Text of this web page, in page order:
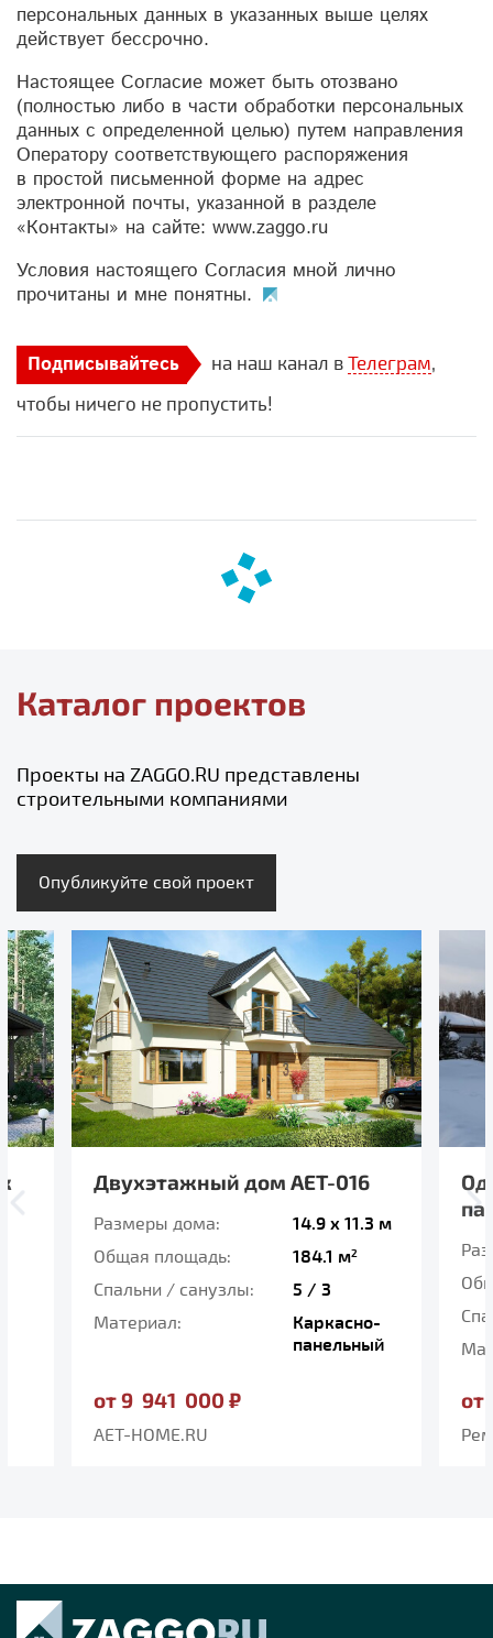
персональных данных в указанных выше целях
действует бессрочно.
Настоящее Согласие может быть отозвано
(полностью либо в части обработки персональных
данных с определенной целью) путем направления
Оператору соответствующего распоряжения
в простой письменной форме на адрес
электронной почты, указанной в разделе
«Контакты» на сайте: www.zaggo.ru
Условия настоящего Согласия мной лично
прочитаны и мне понятны.
Подписывайтесь на наш канал в Телеграм,
чтобы ничего не пропустить!
Каталог проектов
Проекты на ZAGGO.RU представлены
строительными компаниями
Опубликуйте свой проект
Двухэтажный дом AET-016
Размеры дома:
14.9 x 11.3 м
Общая площадь:
184.1 м2
Спальни / санузлы:
5 / 3
Материал:
Каркасно-
панельный
от 9 941 000 ₽
AET-HOME.RU
от